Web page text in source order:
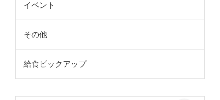
イベント
その他
給食ピックアップ